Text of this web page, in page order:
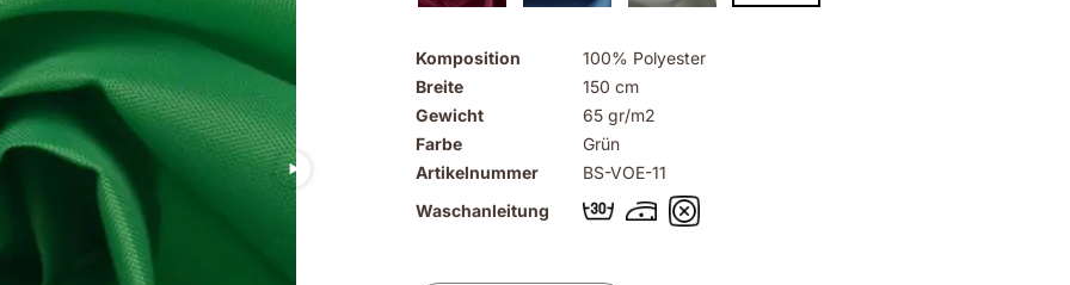
Komposition
100% Polyester
Breite
150 cm
Gewicht
65 gr/m2
Farbe
Grün
Artikelnummer
BS-VOE-11
Waschanleitung